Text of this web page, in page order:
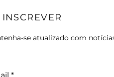
INSCREVER
se atualizado com